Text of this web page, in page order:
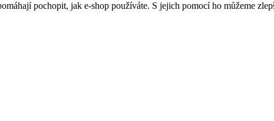
pochopit, jak e-shop používáte. S jejich pomocí ho můžeme